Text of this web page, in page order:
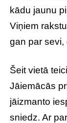
kādu jaunu
Viņiem
gan par sevi,
Šeit vietā
Jāiemācās
jāizmanto
sniedz. Ar